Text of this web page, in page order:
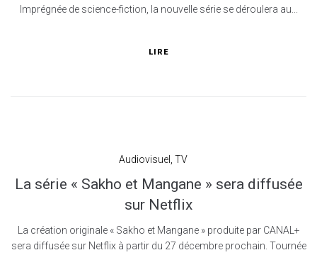
Imprégnée de science-fiction, la nouvelle série se déroulera au...
LIRE
Audiovisuel TV
La série « Sakho et Mangane » sera diffusée
sur Netflix
La création originale « Sakho et Mangane » produite par CANAL+
sera diffusée sur Netflix à partir du 27 décembre prochain. Tournée